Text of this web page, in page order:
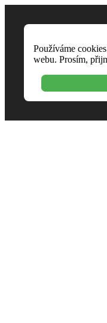
Používáme
webu. Prosím,